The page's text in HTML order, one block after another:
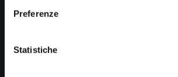
Preferenze
Statistiche